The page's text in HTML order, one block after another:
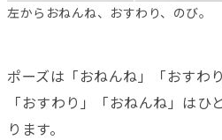
左からおねんね、おすわり、のび。
ポーズは「おねんね」「おすわ
「おすわり」「おねんね」はひ
ります。